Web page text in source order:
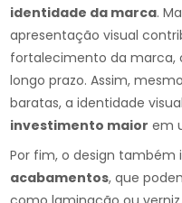
identidade da marca.
apresentação visual
fortalecimento da marca,
longo prazo. Assim,
baratas, a identidade
investimento maior em
Por fim, o design também
acabamentos, que